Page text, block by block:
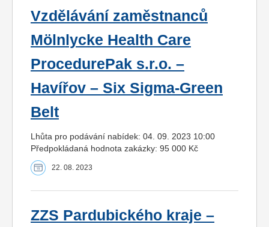
Vzdělávání zaměstnanců
Mölnlycke Health Care
ProcedurePak s.r.o. –
Havířov – Six Sigma-Green
Belt
Lhůta pro podávání nabídek: 04. 09. 2023 10:00
Předpokládaná hodnota zakázky: 95 000 Kč
22. 08. 2023
ZZS Pardubického kraje –